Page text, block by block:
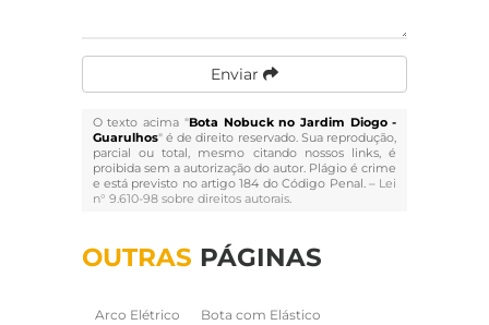
Enviar
O texto acima "Bota Nobuck no Jardim Diogo -
Guarulhos" é de direito reservado. Sua reprodução,
parcial ou total, mesmo citando nossos links, é
proibida sem a autorização do autor. Plágio é crime
e está previsto no artigo 184 do Código Penal. – Lei
n° 9.610-98 sobre direitos autorais.
OUTRAS PÁGINAS
Arco Elétrico
Bota com Elástico